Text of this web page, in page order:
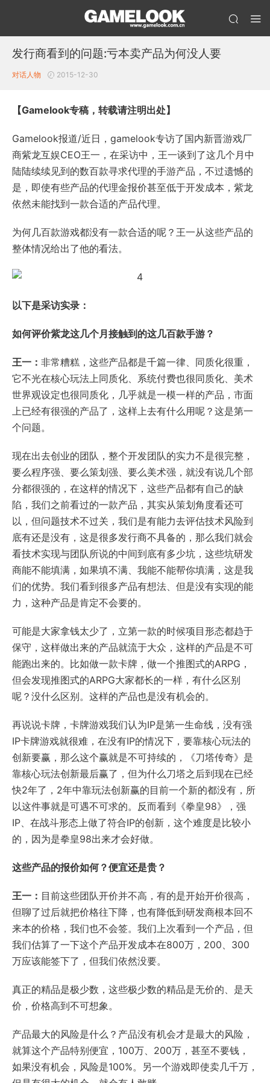
发行商看到的问题:亏本卖产品为何没人要
对话人物 2015-12-30
【Gamelook专稿，转载请注明出处】
Gamelook报道/近日，gamelook专访了国内新晋游戏厂
商紫龙互娱CEO王一，在采访中，王一谈到了这几个月中
陆陆续续见到的数百款寻求代理的手游产品，不过遗憾的
是，即使有些产品的代理金报价甚至低于开发成本，紫龙
依然未能找到一款合适的产品代理。
为何几百款游戏都没有一款合适的呢？王一从这些产品的
整体情况给出了他的看法。
以下是采访实录：
如何评价紫龙这几个月接触到的这几百款手游？
王一： 非常糟糕，这些产品都是千篇一律、同质化很重，
它不光在核心玩法上同质化、系统付费也很同质化、美术
世界观设定也很同质化，几乎就是一模一样的产品，市面
上已经有很强的产品了，这样上去有什么用呢？这是第一
个问题。
现在出去创业的团队，整个开发团队的实力不是很完整，
要么程序强、要么策划强、要么美术强，就没有说几个部
分都很强的，在这样的情况下，这些产品都有自己的缺
陷，我们之前看过的一款产品，其实从策划角度看还可
以，但问题技术不过关，我们是有能力去评估技术风险到
底有还是没有，这是很多发行商不具备的，那么我们就会
看技术实现与团队所说的中间到底有多少坑，这些坑研发
商能不能填满，如果填不满、我能不能帮你填满，这是我
们的优势。我们看到很多产品有想法、但是没有实现的能
力，这种产品是肯定不会要的。
可能是大家拿钱太少了，立第一款的时候项目形态都趋于
保守，这样做出来的产品就流于大众，这样的产品是不可
能跑出来的。比如做一款卡牌，做一个推图式的ARPG，
但会发现推图式的ARPG大家都长的一样，有什么区别
呢？没什么区别。这样的产品也是没有机会的。
再说说卡牌，卡牌游戏我们认为IP是第一生命线，没有强
IP卡牌游戏就很难，在没有IP的情况下，要靠核心玩法的
创新要赢，那么这个赢就是不可持续的，《刀塔传奇》是
靠核心玩法创新最后赢了，但为什么刀塔之后到现在已经
快2年了，2年中靠玩法创新赢的目前一个新的都没有，所
以这件事就是可遇不可求的。反而看到《拳皇98》，强
IP、在战斗形态上做了符合IP的创新，这个难度是比较小
的，因为是拳皇98出来才会好做。
这些产品的报价如何？便宜还是贵？
王一： 目前这些团队开价并不高，有的是开始开价很高，
但聊了过后就把价格往下降，也有降低到研发商根本回不
来本的价格，我们也不会签。我们上次看到一个产品，但
我们估算了一下这个产品开发成本在800万，200、300
万应该能签下了，但我们依然没要。
真正的精品是极少数，这些极少数的精品是无价的、是天
价，价格高到不可想象。
产品最大的风险是什么？产品没有机会才是最大的风险，
就算这个产品特别便宜，100万、200万，甚至不要钱，
如果没有机会，风险是100%。另一个游戏即使卖几千万，